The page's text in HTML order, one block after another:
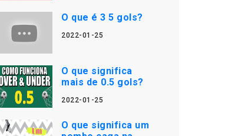
O que é 3 5 gols?
2022-01-25
O que significa
mais de 0.5 gols?
2022-01-25
O que significa um